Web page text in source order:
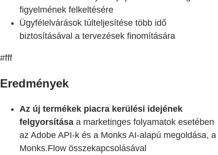
figyelmének felkeltésére
Ügyfélelvárások túlteljesítése több idő
biztosításával a tervezések finomítására
#fff
Eredmények
Az új termékek piacra kerülési idejének
felgyorsítása a marketinges folyamatok esetében
az Adobe API-k és a Monks AI-alapú megoldása, a
Monks.Flow összekapcsolásával